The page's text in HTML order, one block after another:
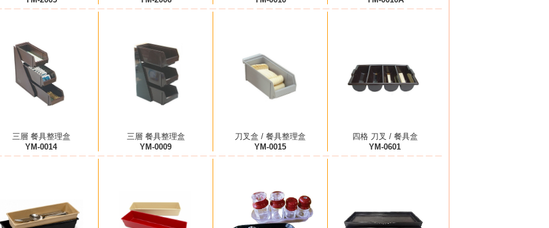
三層 餐具整理盒
YM-0014
三層 餐具整理盒
YM-0009
刀叉盒 / 餐具整理盒
YM-0015
四格 刀叉 / 餐具盒
YM-0601